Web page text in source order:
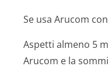
Se usa Arucom
Aspetti almeno 5
Arucom e la